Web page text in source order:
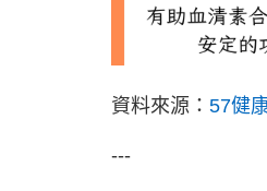
資料來源： 57健
---